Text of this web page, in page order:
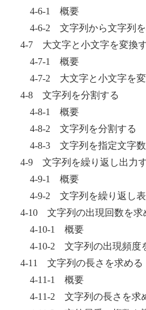
4-6-1 概要
4-6-2 文字列から文字列を
4-7 大文字と小文字を変換
4-7-1 概要
4-7-2 大文字と小文字を変
4-8 文字列を分割する
4-8-1 概要
4-8-2 文字列を分割する
4-8-3 文字列を指定文字数
4-9 文字列を繰り返し出力
4-9-1 概要
4-9-2 文字列を繰り返し表
4-10 文字列の出現回数を求
4-10-1 概要
4-10-2 文字列の出現頻度
4-11 文字列の長さを求める
4-11-1 概要
4-11-2 文字列の長さを求